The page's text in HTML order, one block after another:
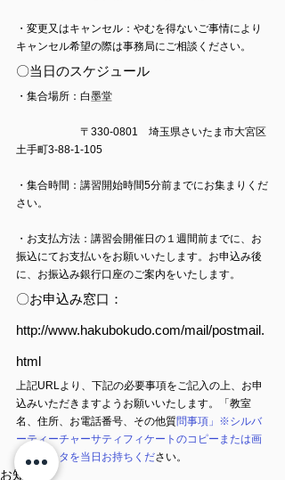
・変更又はキャンセル：やむを得ないご事情により
キャンセル希望の際は事務局にご相談ください。
〇当日のスケジュール
・集合場所：白墨堂
〒330-0801　埼玉県さいたま市大宮区
土手町3-88-1-105
・集合時間：講習開始時間5分前までにお集まりくだ
さい。
・お支払方法：講習会開催日の１週間前までに、お
振込にてお支払いをお願いいたします。お申込み後
に、お振込み銀行口座のご案内をいたします。
〇お申込み窓口：
http://www.hakubokudo.com/mail/postmail.
html
上記URLより、下記の必要事項をご記入の上、お申
込みいただきますようお願いいたします。「教室
名、住所、お電話番号、その他質問事項」※シルバ
ーティーチャーサティフィケートのコピーまたは画
像のデータを当日お持ちください。
お知らせ